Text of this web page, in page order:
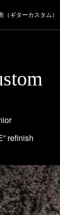
（ギターカスタム）
refinish